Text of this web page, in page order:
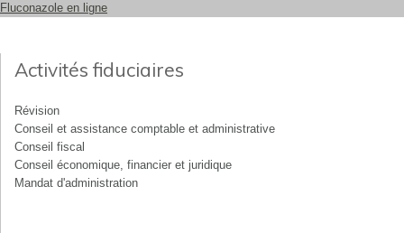
Fluconazole en ligne
Activités fiduciaires
Révision
Conseil et assistance comptable et administrative
Conseil fiscal
Conseil économique, financier et juridique
Mandat d'administration